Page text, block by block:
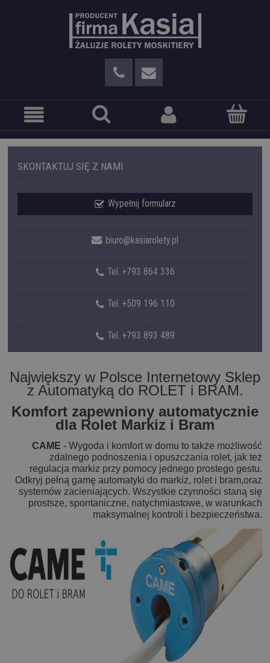
SKONTAKTUJ SIĘ Z NAMI
Wypełnij formularz
biuro@kasiarolety.pl
Tel. +793 864 336
Tel. +509 196 110
Tel. +793 893 489
Największy w Polsce Internetowy Sklep
z Automatyką do ROLET i BRAM.
Komfort zapewniony automatycznie
dla Rolet Markiz i Bram
CAME - Wygoda i komfort w domu to także możliwość
zdalnego podnoszenia i opuszczania rol et, jak też
regulacja markiz przy pomocy jednego prostego gestu.
Odkryj pełną gamę automatyki do markiz, rolet i bram,oraz
systemów zacieniających. Wszystkie czynności staną się
prostsze, spontaniczne, natychmiastowe, w warunkach
maksymalnej kontroli i bezpieczeństwa.